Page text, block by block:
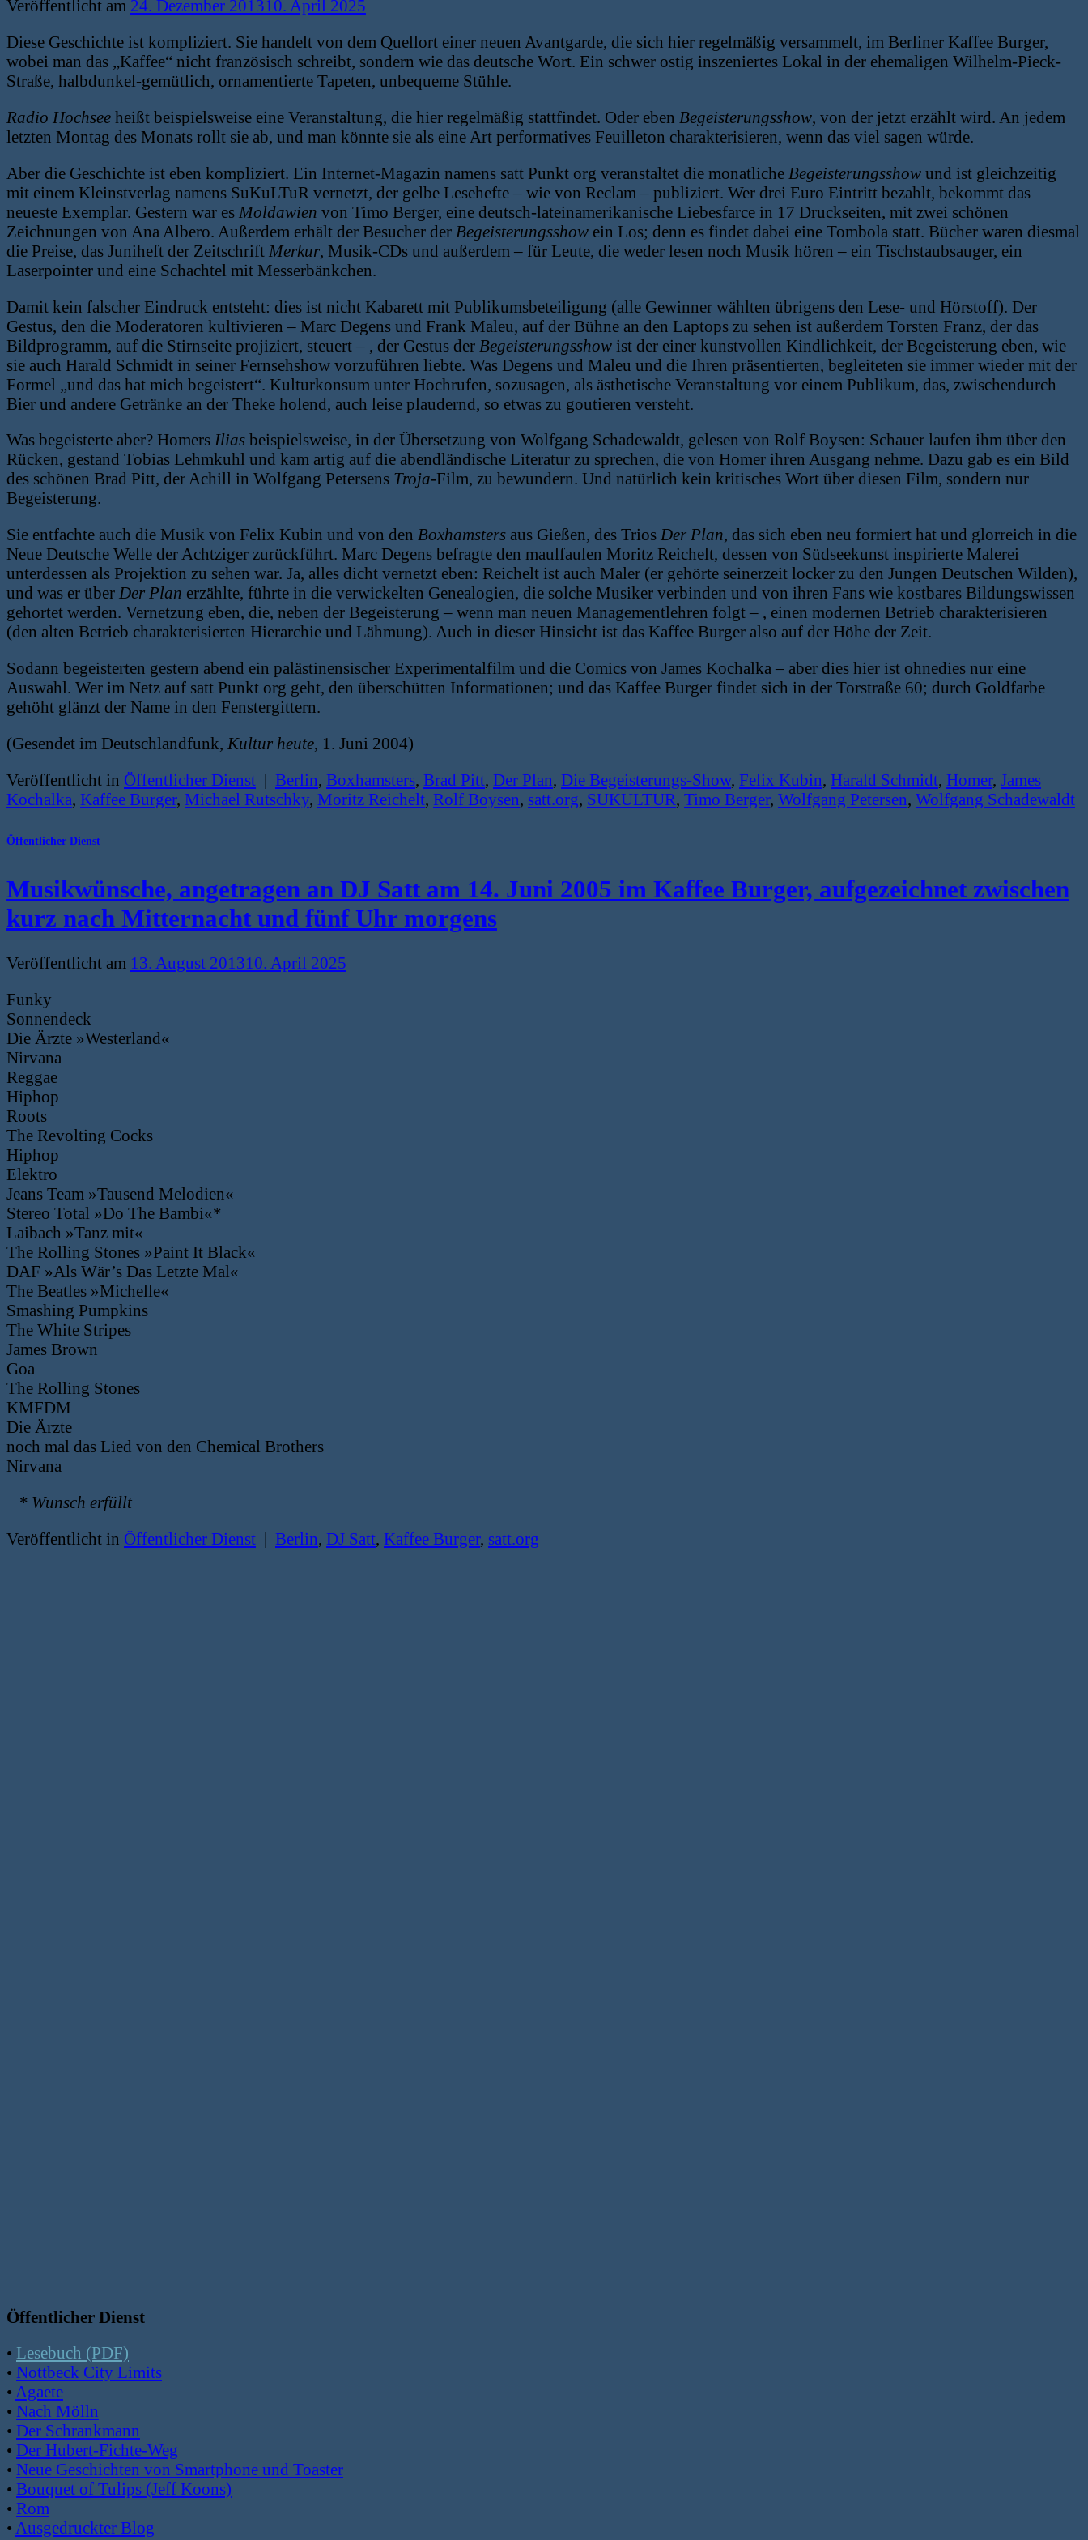
Veröffentlicht am 24. Dezember 201310. April 2025
Diese Geschichte ist kompliziert. Sie handelt von dem Quellort einer neuen Avantgarde, die sich hier regelmäßig versammelt, im Berliner Kaffee Burger,
wobei man das „Kaffee“ nicht französisch schreibt, sondern wie das deutsche Wort. Ein schwer ostig inszeniertes Lokal in der ehemaligen Wilhelm-Pieck-
Straße, halbdunkel-gemütlich, ornamentierte Tapeten, unbequeme Stühle.
Radio Hochsee heißt beispielsweise eine Veranstaltung, die hier regelmäßig stattfindet. Oder eben Begeisterungsshow, von der jetzt erzählt wird. An jedem
letzten Montag des Monats rollt sie ab, und man könnte sie als eine Art performatives Feuilleton charakterisieren, wenn das viel sagen würde.
Aber die Geschichte ist eben kompliziert. Ein Internet-Magazin namens satt Punkt org veranstaltet die monatliche Begeisterungsshow und ist gleichzeitig
mit einem Kleinstverlag namens SuKuLTuR vernetzt, der gelbe Lesehefte – wie von Reclam – publiziert. Wer drei Euro Eintritt bezahlt, bekommt das
neueste Exemplar. Gestern war es Moldawien von Timo Berger, eine deutsch-lateinamerikanische Liebesfarce in 17 Druckseiten, mit zwei schönen
Zeichnungen von Ana Albero. Außerdem erhält der Besucher der Begeisterungsshow ein Los; denn es findet dabei eine Tombola statt. Bücher waren diesmal
die Preise, das Juniheft der Zeitschrift Merkur, Musik-CDs und außerdem – für Leute, die weder lesen noch Musik hören – ein Tischstaubsauger, ein
Laserpointer und eine Schachtel mit Messerbänkchen.
Damit kein falscher Eindruck entsteht: dies ist nicht Kabarett mit Publikumsbeteiligung (alle Gewinner wählten übrigens den Lese- und Hörstoff). Der
Gestus, den die Moderatoren kultivieren – Marc Degens und Frank Maleu, auf der Bühne an den Laptops zu sehen ist außerdem Torsten Franz, der das
Bildprogramm, auf die Stirnseite projiziert, steuert – , der Gestus der Begeisterungsshow ist der einer kunstvollen Kindlichkeit, der Begeisterung eben, wie
sie auch Harald Schmidt in seiner Fernsehshow vorzuführen liebte. Was Degens und Maleu und die Ihren präsentierten, begleiteten sie immer wieder mit der
Formel „und das hat mich begeistert“. Kulturkonsum unter Hochrufen, sozusagen, als ästhetische Veranstaltung vor einem Publikum, das, zwischendurch
Bier und andere Getränke an der Theke holend, auch leise plaudernd, so etwas zu goutieren versteht.
Was begeisterte aber? Homers Ilias beispielsweise, in der Übersetzung von Wolfgang Schadewaldt, gelesen von Rolf Boysen: Schauer laufen ihm über den
Rücken, gestand Tobias Lehmkuhl und kam artig auf die abendländische Literatur zu sprechen, die von Homer ihren Ausgang nehme. Dazu gab es ein Bild
des schönen Brad Pitt, der Achill in Wolfgang Petersens Troja-Film, zu bewundern. Und natürlich kein kritisches Wort über diesen Film, sondern nur
Begeisterung.
Sie entfachte auch die Musik von Felix Kubin und von den Boxhamsters aus Gießen, des Trios Der Plan, das sich eben neu formiert hat und glorreich in die
Neue Deutsche Welle der Achtziger zurückführt. Marc Degens befragte den maulfaulen Moritz Reichelt, dessen von Südseekunst inspirierte Malerei
unterdessen als Projektion zu sehen war. Ja, alles dicht vernetzt eben: Reichelt ist auch Maler (er gehörte seinerzeit locker zu den Jungen Deutschen Wilden),
und was er über Der Plan erzählte, führte in die verwickelten Genealogien, die solche Musiker verbinden und von ihren Fans wie kostbares Bildungswissen
gehortet werden. Vernetzung eben, die, neben der Begeisterung – wenn man neuen Managementlehren folgt – , einen modernen Betrieb charakterisieren
(den alten Betrieb charakterisierten Hierarchie und Lähmung). Auch in dieser Hinsicht ist das Kaffee Burger also auf der Höhe der Zeit.
Sodann begeisterten gestern abend ein palästinensischer Experimentalfilm und die Comics von James Kochalka – aber dies hier ist ohnedies nur eine
Auswahl. Wer im Netz auf satt Punkt org geht, den überschütten Informationen; und das Kaffee Burger findet sich in der Torstraße 60; durch Goldfarbe
gehöht glänzt der Name in den Fenstergittern.
(Gesendet im Deutschlandfunk, Kultur heute, 1. Juni 2004)
Veröffentlicht in Öffentlicher Dienst | Berlin, Boxhamsters, Brad Pitt, Der Plan, Die Begeisterungs-Show, Felix Kubin, Harald Schmidt, Homer, James
Kochalka, Kaffee Burger, Michael Rutschky, Moritz Reichelt, Rolf Boysen, satt.org, SUKULTUR, Timo Berger, Wolfgang Petersen, Wolfgang Schadewaldt
Öffentlicher Dienst
Musikwünsche, angetragen an DJ Satt am 14. Juni 2005 im Kaffee Burger, aufgezeichnet zwischen
kurz nach Mitternacht und fünf Uhr morgens
Veröffentlicht am 13. August 201310. April 2025
Funky
Sonnendeck
Die Ärzte »Westerland«
Nirvana
Reggae
Hiphop
Roots
The Revolting Cocks
Hiphop
Elektro
Jeans Team »Tausend Melodien«
Stereo Total »Do The Bambi«*
Laibach »Tanz mit«
The Rolling Stones »Paint It Black«
DAF »Als Wär’s Das Letzte Mal«
The Beatles »Michelle«
Smashing Pumpkins
The White Stripes
James Brown
Goa
The Rolling Stones
KMFDM
Die Ärzte
noch mal das Lied von den Chemical Brothers
Nirvana
* Wunsch erfüllt
Veröffentlicht in Öffentlicher Dienst | Berlin, DJ Satt, Kaffee Burger, satt.org
Öffentlicher Dienst
• Lesebuch (PDF)
• Nottbeck City Limits
• Agaete
• Nach Mölln
• Der Schrankmann
• Der Hubert-Fichte-Weg
• Neue Geschichten von Smartphone und Toaster
• Bouquet of Tulips (Jeff Koons)
• Rom
• Ausgedruckter Blog